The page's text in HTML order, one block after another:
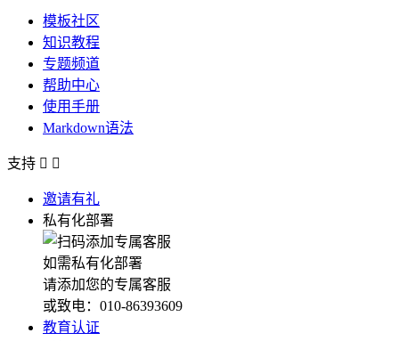
模板社区
知识教程
专题频道
帮助中心
使用手册
Markdown语法
支持  
邀请有礼
私有化部署
如需私有化部署
请添加您的专属客服
或致电：010-86393609
教育认证